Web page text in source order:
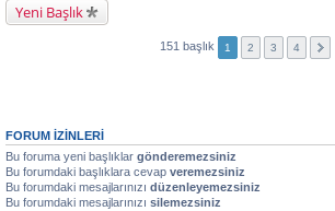
Yeni Başlık
151 başlık 1 2 3 4
FORUM IZINLERI
Bu foruma yeni başlıklar gönderemezsiniz
Bu forumdaki başlıklara cevap veremezsiniz
Bu forumdaki mesajlarınızı düzenleyemezsiniz
Bu forumdaki mesajlarınızı silemezsiniz